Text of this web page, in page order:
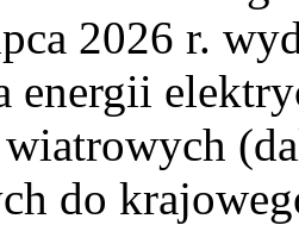
2026 r.
energii
do